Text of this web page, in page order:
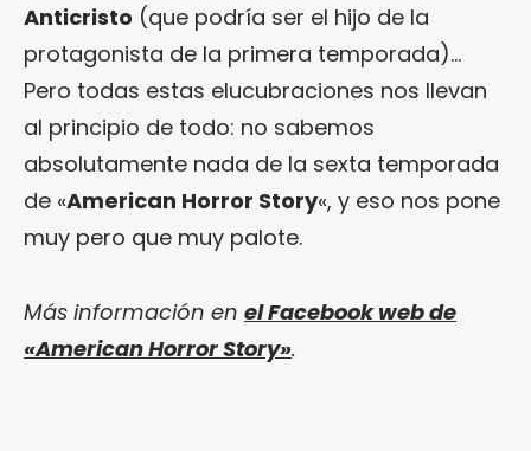
Anticristo (que podría ser el hijo de la
protagonista de la primera temporada)…
Pero todas estas elucubraciones nos llevan
al principio de todo: no sabemos
absolutamente nada de la sexta temporada
de «American Horror Story«, y eso nos pone
muy pero que muy palote.
Más información en el Facebook web de
«American Horror Story».